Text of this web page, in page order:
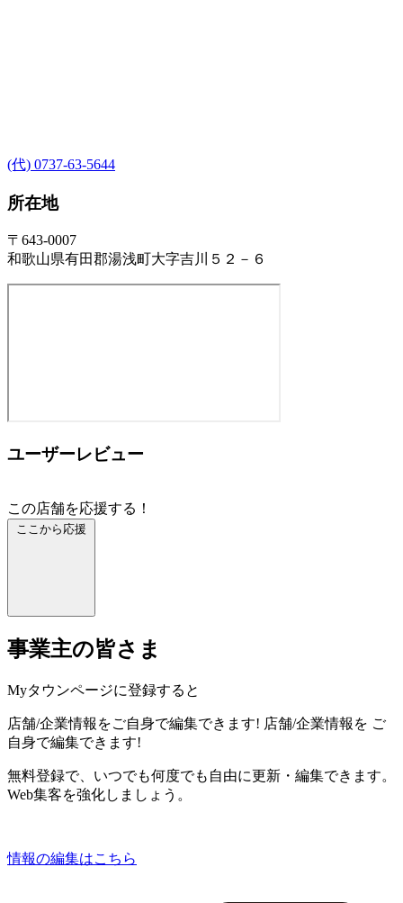
(代) 0737-63-5644
所在地
〒643-0007
和歌山県有田郡湯浅町大字吉川５２－６
ユーザーレビュー
この店舗を応援する！
ここから応援
事業主の皆さま
Myタウンページに登録すると
店舗/企業情報をご自身で編集できます! 店舗/企業情報を ご
自身で編集できます!
無料登録で、いつでも何度でも自由に更新・編集できます。
Web集客を強化しましょう。
情報の編集はこちら